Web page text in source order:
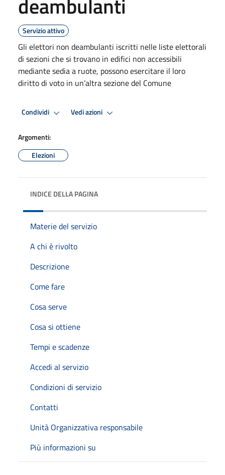
Servizio attivo
Gli elettori non deambulanti iscritti nelle liste elettorali
di sezioni che si trovano in edifici non accessibili
mediante sedia a ruote, possono esercitare il loro
diritto di voto in un’altra sezione del Comune
Condividi Vedi azioni
Argomenti:
Elezioni
INDICE DELLA PAGINA
Materie del servizio
A chi è rivolto
Descrizione
Come fare
Cosa serve
Cosa si ottiene
Tempi e scadenze
Accedi al servizio
Condizioni di servizio
Contatti
Unità Organizzativa responsabile
Più informazioni su